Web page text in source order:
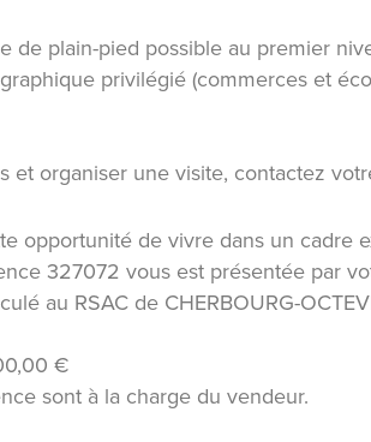
de plain-pied possible au premier
privilégié (commerces et
organiser une visite, contactez
opportunité de vivre dans un cadre
327072 vous est présentée par
au RSAC de CHERBOURG-
€
sont à la charge du vendeur.